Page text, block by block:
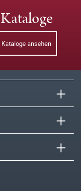
Kataloge
Kataloge ansehen